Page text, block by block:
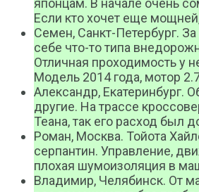
японцам. В начале очень
Если кто хочет еще мощней,
Семен, Санкт-Петербург.
себе что-то типа
Отличная проходимость у
Модель 2014 года, мотор
Александр, Екатеринбург.
другие. На трассе
Теана, так его расход был
Роман, Москва. Тойота
серпантин. Управление,
плохая шумоизоляция в
Владимир, Челябинск. От